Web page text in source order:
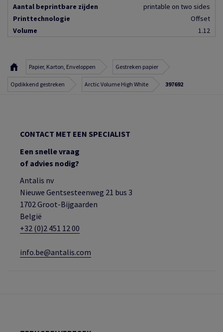
Aantal beprintbare zijden
printable on two sides
Printtechnologie
Offset
Volume
1.12
Papier, Karton, Enveloppen Gestreken papier
Opdikkend gestreken Arctic Volume High White 397692
CONTACT MET EEN SPECIALIST
Een snelle vraag
of advies nodig?
Antalis nv
Nieuwe Gentsesteenweg 21 bus 3
1702 Groot-Bijgaarden
België
+32 (0)2 451 12 00
info.be@antalis.com